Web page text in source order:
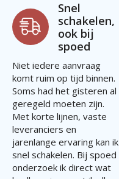
Snel
schakelen,
ook bij
spoed
Niet iedere aanvraag
komt ruim op tijd binnen.
Soms had het gisteren al
geregeld moeten zijn.
Met korte lijnen, vaste
leveranciers en
jarenlange ervaring kan ik
snel schakelen. Bij spoed
onderzoek ik direct wat